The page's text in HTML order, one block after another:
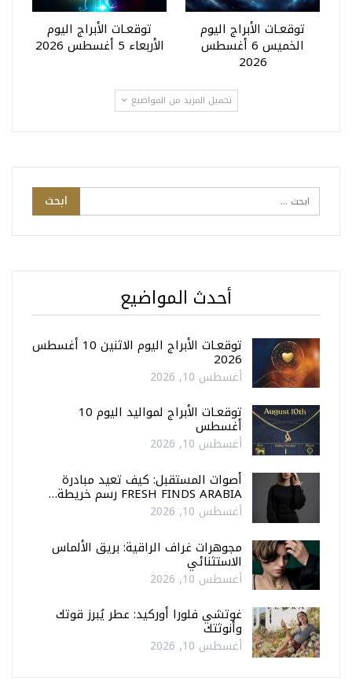
توقعـات الأبراج اليوم
الخميس 6 أغسطس
2026
توقعـات الأبراج اليوم
الأربعاء 5 أغسطس 2026
تحميل المزيد من المواضيع
أحدث المواضيع
توقعـات الأبراج اليوم الاثنين 10 أغسطس
2026
أغسطس 10, 2026
توقعـات الأبراج لمواليد اليوم 10
أغسطس
أغسطس 10, 2026
أصوات المستقبل: كيف تعيد مبادرة
FRESH FINDS ARABIA رسم خريطة…
أغسطس 10, 2026
مجوهرات غراف الراقية: بريق الألماس
الاستثنائي
أغسطس 10, 2026
غوتشي فلورا أوركيد: عطر يُبرز قوتك
وأنوثتك
أغسطس 10, 2026